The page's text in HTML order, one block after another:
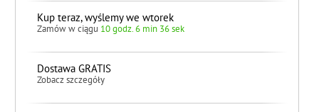
Kup teraz, wyślemy we wtorek
Zamów w ciągu 10 godz. 6 min 35 sek
Dostawa GRATIS
Zobacz szczegóły